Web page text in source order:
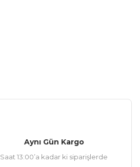
Aynı Gün Kargo
Saat 13:00’a kadar ki siparişlerde